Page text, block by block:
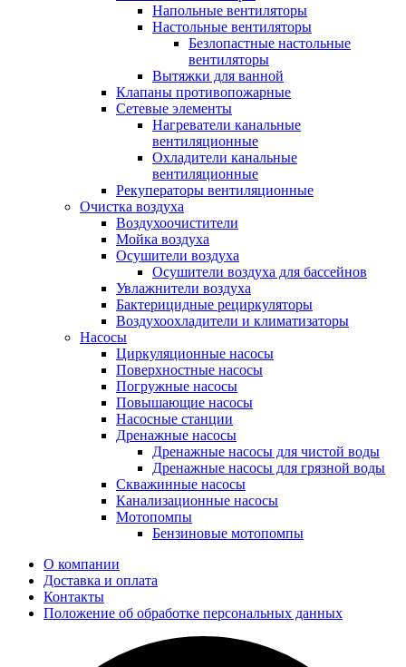
Напольные вентиляторы
Настольные вентиляторы
Безлопастные настольные
вентиляторы
Вытяжки для ванной
Клапаны противопожарные
Сетевые элементы
Нагреватели канальные
вентиляционные
Охладители канальные
вентиляционные
Рекуператоры вентиляционные
Очистка воздуха
Воздухоочистители
Мойка воздуха
Осушители воздуха
Осушители воздуха для бассейнов
Увлажнители воздуха
Бактерицидные рециркуляторы
Воздухоохладители и климатизаторы
Насосы
Циркуляционные насосы
Поверхностные насосы
Погружные насосы
Повышающие насосы
Насосные станции
Дренажные насосы
Дренажные насосы для чистой воды
Дренажные насосы для грязной воды
Скважинные насосы
Канализационные насосы
Мотопомпы
Бензиновые мотопомпы
О компании
Доставка и оплата
Контакты
Положение об обработке персональных данных